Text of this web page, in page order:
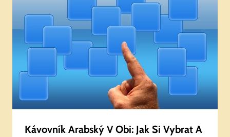
Kávovník Arabský V Obi: Jak Si Vybrat A